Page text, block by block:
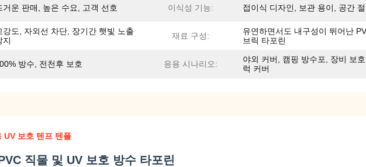
거운 판매, 높은 수요, 고객 선호 이식성 기능: 접이식 디자인, 보관 용이, 공간
강도, 자외선 차단, 장기간 햇빛 노출
지
재료 구성:
유연하면서도 내구성이 뛰어난
브릭 타포린
방수, 전천후 보호 응용 시나리오:
야외 커버, 캠핑 방수포, 장비 보
럭 커버
UV 보호 텐프 텐플
직물 및 UV 보호 방수 타포린